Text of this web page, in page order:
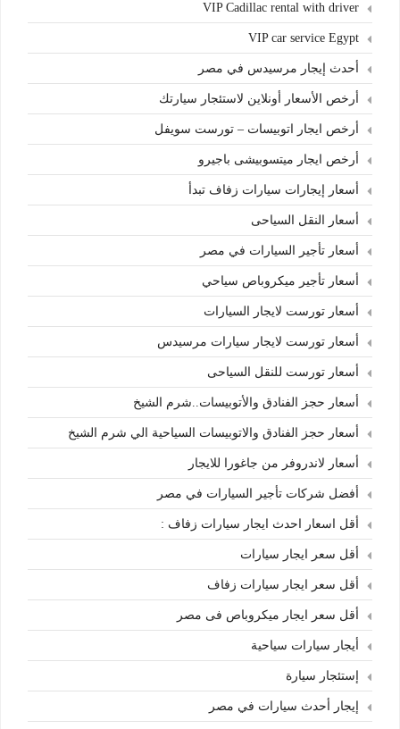
VIP Cadillac rental with driver
VIP car service Egypt
أحدث إيجار مرسيدس في مصر
أرخص الأسعار أونلاين لاستئجار سيارتك
أرخص ايجار اتوبيسات – تورست سويفل
أرخص ايجار ميتسوبيشى باجيرو
أسعار إيجارات سيارات زفاف تبدأ
أسعار النقل السياحى
أسعار تأجير السيارات في مصر
أسعار تأجير ميكروباص سياحي
أسعار تورست لايجار السيارات
أسعار تورست لايجار سيارات مرسيدس
أسعار تورست للنقل السياحى
أسعار حجز الفنادق والأتوبيسات..شرم الشيخ
أسعار حجز الفنادق والاتوبيسات السياحية الي شرم الشيخ
أسعار لاندروفر من جاغورا للايجار
أفضل شركات تأجير السيارات في مصر
أقل اسعار احدث ايجار سيارات زفاف :
أقل سعر ايجار سيارات
أقل سعر ايجار سيارات زفاف
أقل سعر ايجار ميكروباص فى مصر
أيجار سيارات سياحية
إستئجار سيارة
إيجار أحدث سيارات في مصر